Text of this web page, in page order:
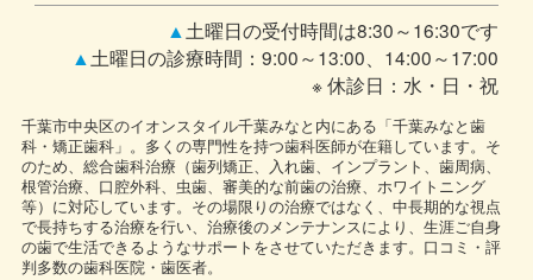
▲ 土曜日の受付時間は8:30～16:30です
▲ 土曜日の診療時間：9:00～13:00、14:00～17:00
※ 休診日：水・日・祝
千葉市中央区のイオンスタイル千葉みなと内にある「千葉みなと歯
科・矯正歯科」。多くの専門性を持つ歯科医師が在籍しています。そ
のため、総合歯科治療（歯列矯正、入れ歯、インプラント、歯周病、
根管治療、口腔外科、虫歯、審美的な前歯の治療、ホワイトニング
等）に対応しています。その場限りの治療ではなく、中長期的な視点
で長持ちする治療を行い、治療後のメンテナンスにより、生涯ご自身
の歯で生活できるようなサポートをさせていただきます。口コミ・評
判多数の歯科医院・歯医者。